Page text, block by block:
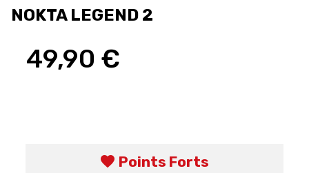
NOKTA LEGEND 2
49,90 €
favorite Points Forts